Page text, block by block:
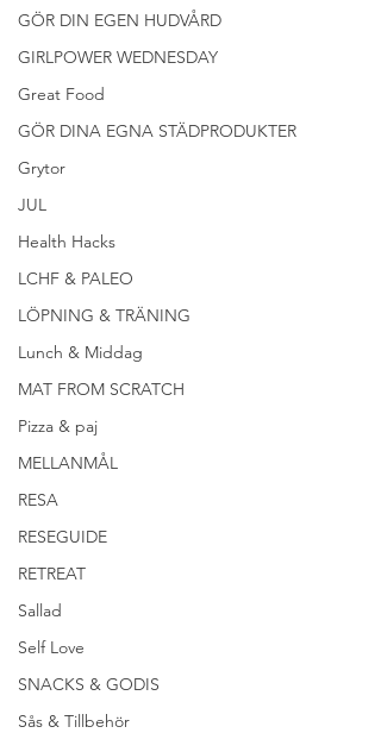
GÖR DIN EGEN HUDVÅRD
GIRLPOWER WEDNESDAY
Great Food
GÖR DINA EGNA STÄDPRODUKTER
Grytor
JUL
Health Hacks
LCHF & PALEO
LÖPNING & TRÄNING
Lunch & Middag
MAT FROM SCRATCH
Pizza & paj
MELLANMÅL
RESA
RESEGUIDE
RETREAT
Sallad
Self Love
SNACKS & GODIS
Sås & Tillbehör